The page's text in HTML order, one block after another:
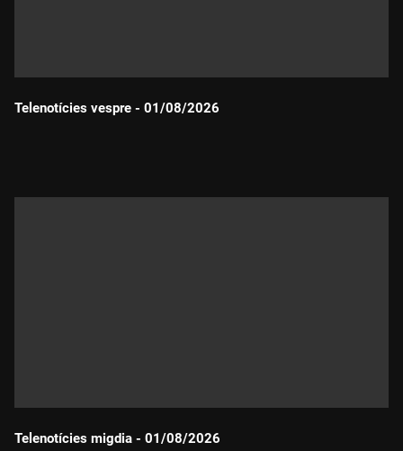
Telenotícies vespre - 01/08/2026
Telenotícies migdia - 01/08/2026